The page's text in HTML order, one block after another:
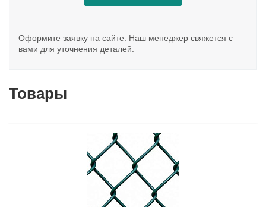
Оформите заявку на сайте. Наш менеджер свяжется с
вами для уточнения деталей.
Товары